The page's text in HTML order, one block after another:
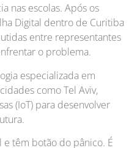
nas escolas. Após os
Digital dentro de Curitiba
entre representantes
o problema.
especializada em
como Tel Aviv,
(IoT) para desenvolver
e têm botão do pânico. É